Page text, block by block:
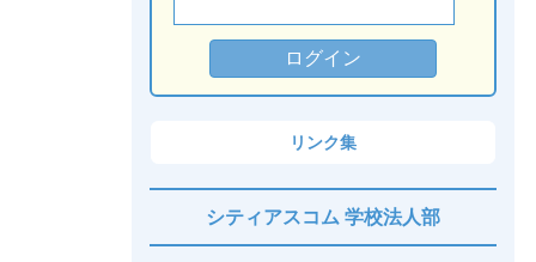
リンク集
シティアスコム 学校法人部